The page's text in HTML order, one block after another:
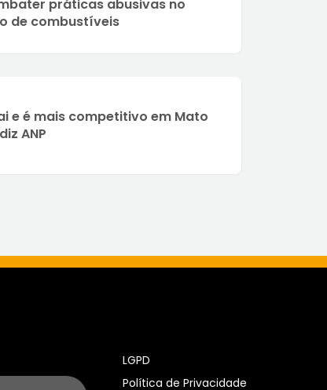
práticas abusivas no
de combustíveis
e é mais competitivo em Mato
ANP
LGPD
Política de Privacidade